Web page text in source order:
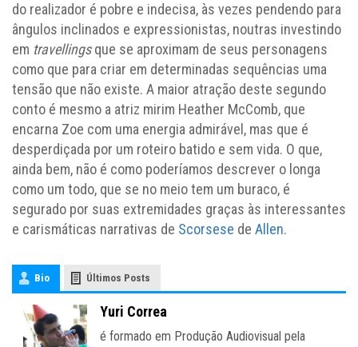
do realizador é pobre e indecisa, às vezes pendendo para
ângulos inclinados e expressionistas, noutras investindo
em travellingsque se aproximam de seus personagens
como que para criar em determinadas sequências uma
tensão que não existe. A maior atração deste segundo
conto é mesmo a atriz mirim Heather McComb, que
encarna Zoe com uma energia admirável, mas que é
desperdiçada por um roteiro batido e sem vida. O que,
ainda bem, não é como poderíamos descrever o longa
como um todo, que se no meio tem um buraco, é
segurado por suas extremidades graças às interessantes
e carismáticas narrativas de Scorsese de Allen.
Bio Últimos Posts
Yuri Correa
é formado em Produção Audiovisual pela